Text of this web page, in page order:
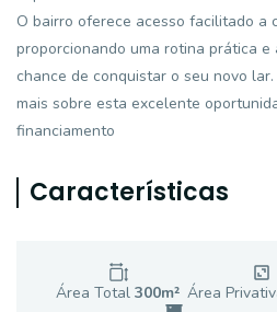
O bairro oferece acesso facilitado a
proporcionando uma rotina prática e
chance de conquistar o seu novo
mais sobre esta excelente
financiamento
Características
Área Total 300m² Área